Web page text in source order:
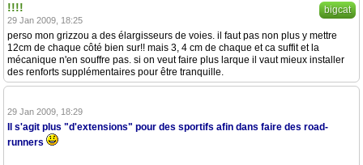
bigcat
!!!!
29 Jan 2009, 18:25
perso mon grizzou a des élargisseurs de voies. il faut pas non plus y mettre
12cm de chaque côté bien sur!! mais 3, 4 cm de chaque et ca suffit et la
mécanique n'en souffre pas. si on veut faire plus larque il vaut mieux installer
des renforts supplémentaires pour être tranquille.
29 Jan 2009, 18:29
Il s'agit plus "d'extensions" pour des sportifs afin dans faire des road-
runners